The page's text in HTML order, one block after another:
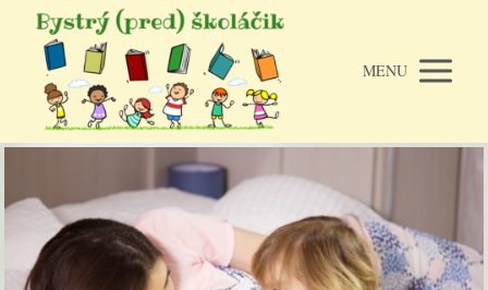
MENU